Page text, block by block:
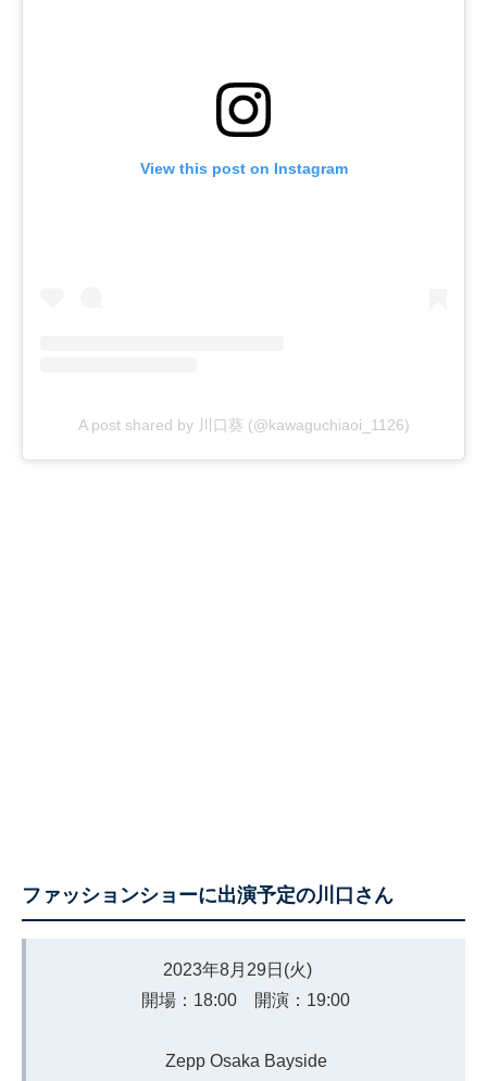
View this post on Instagram
A post shared by 川口葵 (@kawaguchiaoi_1126)
ファッションショーに出演予定の川口さん
2023年8月29日(火)
開場：18:00 開演：19:00
Zepp Osaka Bayside